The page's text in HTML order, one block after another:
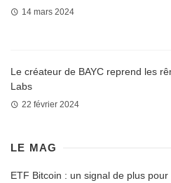
14 mars 2024
Le créateur de BAYC reprend les
Labs
22 février 2024
LE MAG
ETF Bitcoin : un signal de plus pour